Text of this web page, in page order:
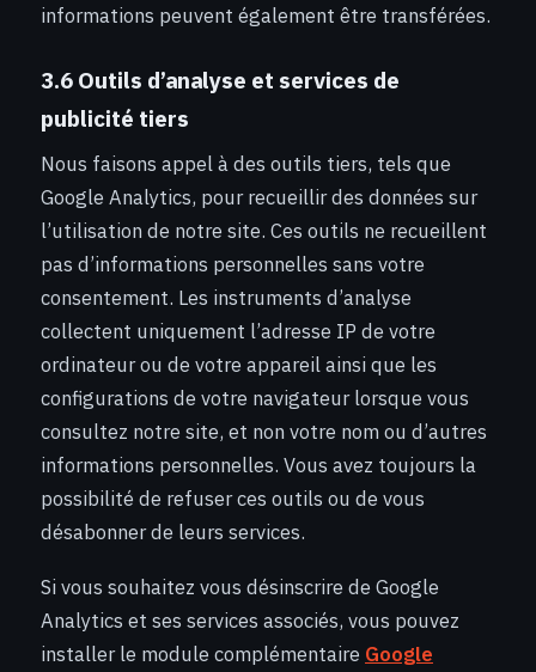
informations peuvent également être transférées.
3.6 Outils d’analyse et services de
publicité tiers
Nous faisons appel à des outils tiers, tels que
Google Analytics, pour recueillir des données sur
l’utilisation de notre site. Ces outils ne recueillent
pas d’informations personnelles sans votre
consentement. Les instruments d’analyse
collectent uniquement l’adresse IP de votre
ordinateur ou de votre appareil ainsi que les
configurations de votre navigateur lorsque vous
consultez notre site, et non votre nom ou d’autres
informations personnelles. Vous avez toujours la
possibilité de refuser ces outils ou de vous
désabonner de leurs services.
Si vous souhaitez vous désinscrire de Google
Analytics et ses services associés, vous pouvez
installer le module complémentaire Google